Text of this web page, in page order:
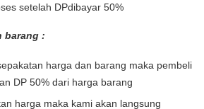
setelah DPdibayar 50%
barang :
harga dan barang maka pembeli
DP 50% dari harga barang
harga maka kami akan langsung